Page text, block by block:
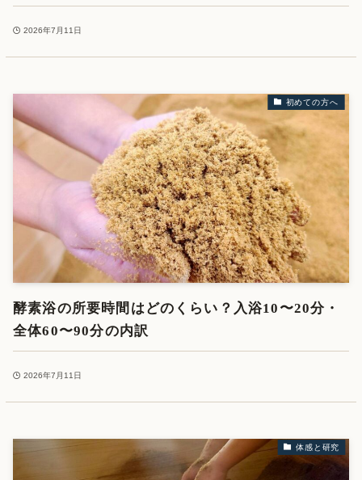
2026年7月11日
初めての方へ
酵素浴の所要時間はどのくらい？入浴10〜20分・
全体60〜90分の内訳
2026年7月11日
体感と研究